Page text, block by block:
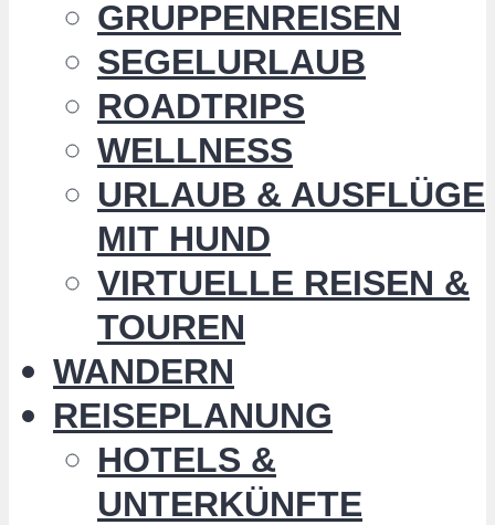
GRUPPENREISEN
SEGELURLAUB
ROADTRIPS
WELLNESS
URLAUB & AUSFLÜGE
MIT HUND
VIRTUELLE REISEN &
TOUREN
WANDERN
REISEPLANUNG
HOTELS &
UNTERKÜNFTE